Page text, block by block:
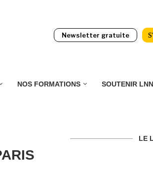
Newsletter gratuite
NOS FORMATIONS SOUTENIR LNN
LE